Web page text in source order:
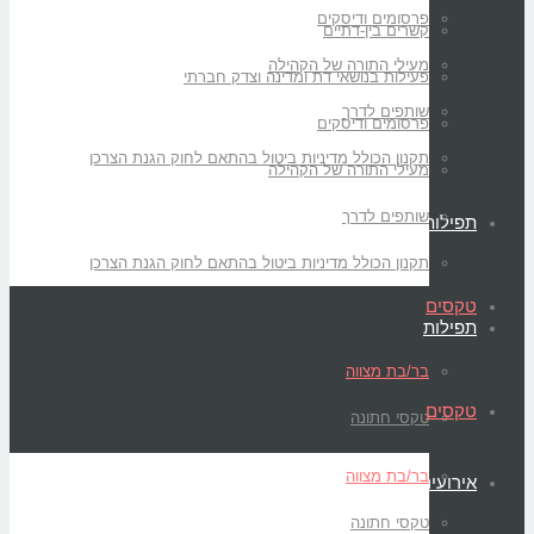
פרסומים ודיסקים
מעילי התורה של הקהילה
שותפים לדרך
תקנון הכולל מדיניות ביטול בהתאם לחוק הגנת הצרכן
תפילות
טקסים
בר/בת מצווה
טקסי חתונה
אירועים
קשרים בין-דתיים
פעילות בנושאי דת ומדינה וצדק חברתי
פרסומים ודיסקים
מעילי התורה של הקהילה
שותפים לדרך
תקנון הכולל מדיניות ביטול בהתאם לחוק הגנת הצרכן
תפילות
טקסים
בר/בת מצווה
טקסי חתונה